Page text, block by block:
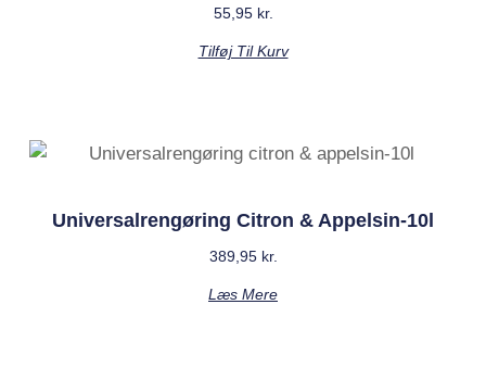
55,95 kr.
Tilføj Til Kurv
Universalrengøring Citron & Appelsin-10l
389,95 kr.
Læs Mere